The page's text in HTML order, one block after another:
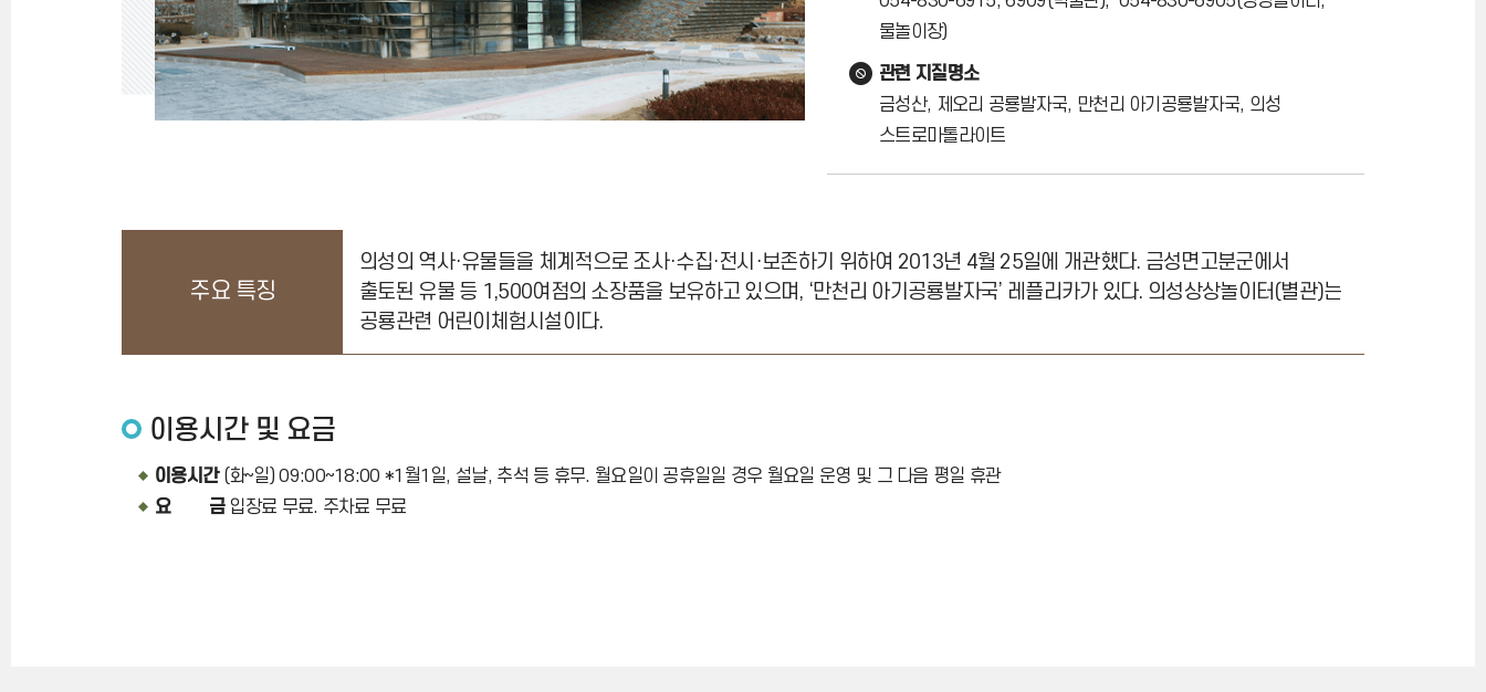
물놀이장)
관련 지질명소
금성산, 제오리 공룡발자국, 만천리 아기공룡발자국, 의성
스트로마톨라이트
주요 특징
의성의 역사·유물들을 체계적으로 조사·수집·전시·보존하기 위하여 2013년 4월 25일에 개관했다. 금성면고분군에서
출토된 유물 등 1,500여점의 소장품을 보유하고 있으며, ‘만천리 아기공룡발자국’ 레플리카가 있다. 의성상상놀이터(별관)는
공룡관련 어린이체험시설이다.
이용시간 및 요금
이용시간(화~일) 09:00~18:00 *1월1일, 설날, 추석 등 휴무. 월요일이 공휴일일 경우 월요일 운영 및 그 다음 평일 휴관
요 금입장료 무료. 주차료 무료